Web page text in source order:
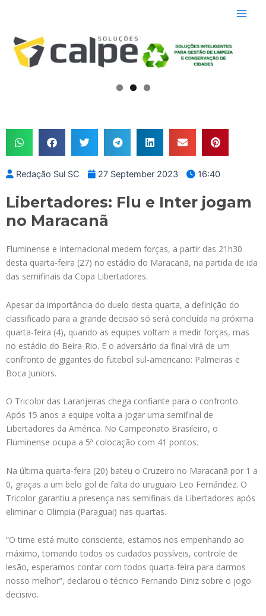
content
Main
Redação Sul SC 27 September 2023 16:40
Libertadores: Flu e Inter jogam
no Maracanã
Fluminense e Internacional medem forças, a partir das 21h30
desta quarta-feira (27) no estádio do Maracanã, na partida de ida
das semifinais da Copa Libertadores.
Apesar da importância do duelo desta quarta, a definição do
classificado para a grande decisão só será concluída na próxima
quarta-feira (4), quando as equipes voltam a medir forças, mas
no estádio do Beira-Rio. E o adversário da final virá de um
confronto de gigantes do futebol sul-americano: Palmeiras e
Boca Juniors.
O Tricolor das Laranjeiras chega confiante para o confronto.
Após 15 anos a equipe volta a jogar uma semifinal de
Libertadores da América. No Campeonato Brasileiro, o
Fluminense ocupa a 5ª colocação com 41 pontos.
Na última quarta-feira (20) bateu o Cruzeiro no Maracanã por 1 a
0, graças a um belo gol de falta do uruguaio Leo Fernández. O
Tricolor garantiu a presença nas semifinais da Libertadores após
eliminar o Olimpia (Paraguai) nas quartas.
“O time está muito consciente, estamos nos empenhando ao
máximo, tomando todos os cuidados possíveis, controle de
lesão, esperamos contar com todos quarta-feira para darmos
nosso melhor”, declarou o técnico Fernando Diniz sobre o jogo
decisivo.